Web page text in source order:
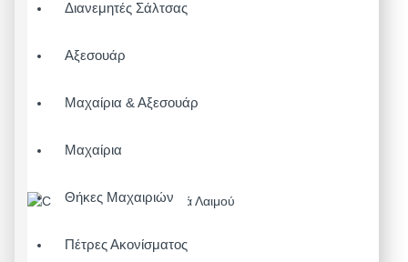
Διανεμητές Σάλτσας
Αξεσουάρ
Μαχαίρια & Αξεσουάρ
Μαχαίρια
Θήκες Μαχαιριών
Πέτρες Ακονίσματος